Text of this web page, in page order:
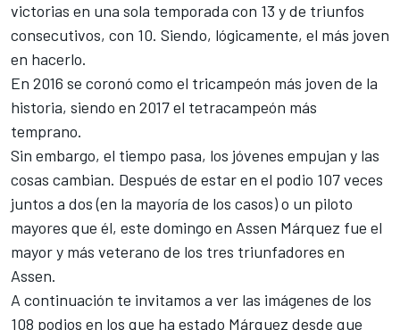
victorias en una sola temporada con 13 y de triunfos
consecutivos, con 10. Siendo, lógicamente, el más joven
en hacerlo.
En 2016 se coronó como el tricampeón más joven de la
historia, siendo en 2017 el tetracampeón más
temprano.
Sin embargo, el tiempo pasa, los jóvenes empujan y las
cosas cambian. Después de estar en el podio 107 veces
juntos a dos (en la mayoría de los casos) o un piloto
mayores que él, este domingo en Assen Márquez fue el
mayor y más veterano de los tres triunfadores en
Assen.
A continuación te invitamos a ver las imágenes de los
108 podios en los que ha estado Márquez desde que